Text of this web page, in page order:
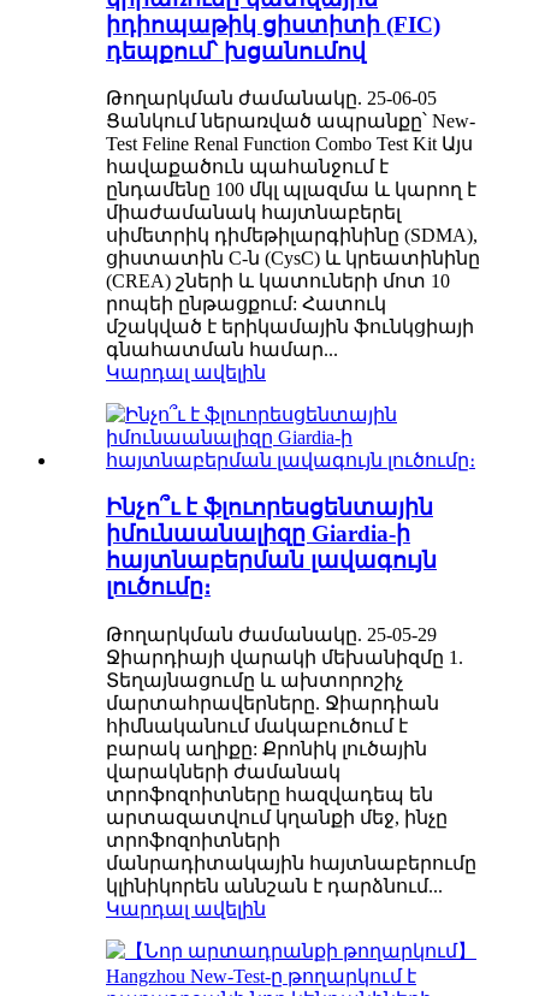
իդիոպաթիկ ցիստիտի (FIC)
դեպքում՝ խցանումով
Թողարկման ժամանակը. 25-06-05
Ցանկում ներառված ապրանքը՝ New-
Test Feline Renal Function Combo Test Kit Այս
հավաքածուն պահանջում է
ընդամենը 100 մկլ պլազմա և կարող է
միաժամանակ հայտնաբերել
սիմետրիկ դիմեթիլարգինինը (SDMA),
ցիստատին C-ն (CysC) և կրեատինինը
(CREA) շների և կատուների մոտ 10
րոպեի ընթացքում: Հատուկ
մշակված է երիկամային ֆունկցիայի
գնահատման համար...
Կարդալ ավելին
Ինչո՞ւ է ֆլուորեսցենտային
իմունաանալիզը Giardia-ի
հայտնաբերման լավագույն
լուծումը։
Թողարկման ժամանակը. 25-05-29
Ջիարդիայի վարակի մեխանիզմը 1.
Տեղայնացումը և ախտորոշիչ
մարտահրավերները. Ջիարդիան
հիմնականում մակաբուծում է
բարակ աղիքը: Քրոնիկ լուծային
վարակների ժամանակ
տրոֆոզոիտները հազվադեպ են
արտազատվում կղանքի մեջ, ինչը
տրոֆոզոիտների
մանրադիտակային հայտնաբերումը
կլինիկորեն աննշան է դարձնում...
Կարդալ ավելին